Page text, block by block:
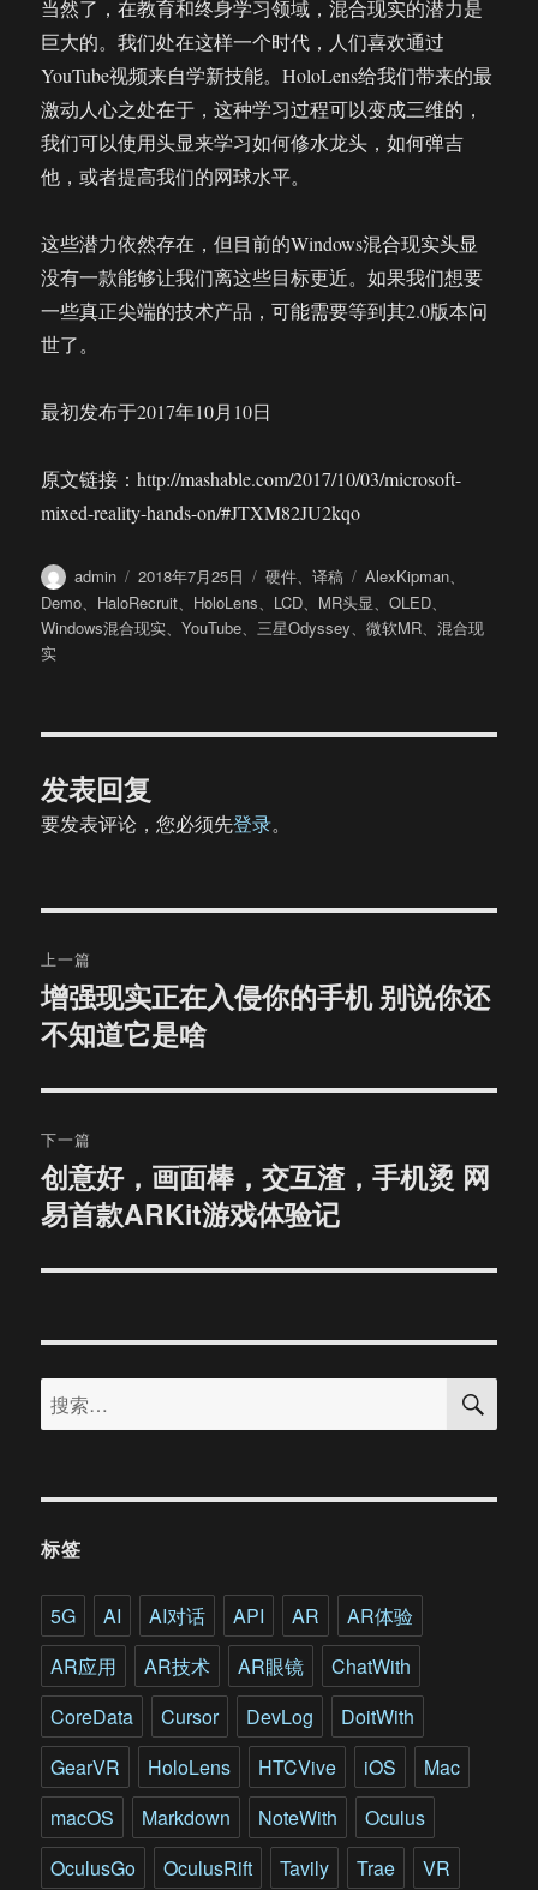
当然了，在教育和终身学习领域，混合现实的潜力是
巨大的。我们处在这样一个时代，人们喜欢通过
YouTube视频来自学新技能。HoloLens给我们带来的最
激动人心之处在于，这种学习过程可以变成三维的，
我们可以使用头显来学习如何修水龙头，如何弹吉
他，或者提高我们的网球水平。
这些潜力依然存在，但目前的Windows混合现实头显
没有一款能够让我们离这些目标更近。如果我们想要
一些真正尖端的技术产品，可能需要等到其2.0版本问
世了。
最初发布于2017年10月10日
原文链接：http://mashable.com/2017/10/03/microsoft-
mixed-reality-hands-on/#JTXM82JU2kqo
作
者
admin
发
布
于
2018年7月25日
分
类
硬件、译稿
标
签
AlexKipman、
Demo、 HaloRecruit、 HoloLens、 LCD、 MR头显、OLED、
Windows混合现实、YouTube、三星Odyssey、微软MR、混合现
实
发表回复
要发表评论，您必须先登录。
章
导
航
上一篇
上
篇
章：
增强现实正在入侵你的手机 别说你还
不知道它是啥
下一篇
下
篇
章：
创意好，画面棒，交互渣，手机烫 网
易首款ARKit游戏体验记
搜
索：
搜
标签
5G AI AI对话 API AR
AR体验
AR应用
AR技术 AR眼镜
ChatWith
CoreData
Cursor DevLog
DoitWith
GearVR
HoloLens HTCVive iOS
Mac
macOS
Markdown NoteWith
Oculus
OculusGo
OculusRift Tavily Trae
VR